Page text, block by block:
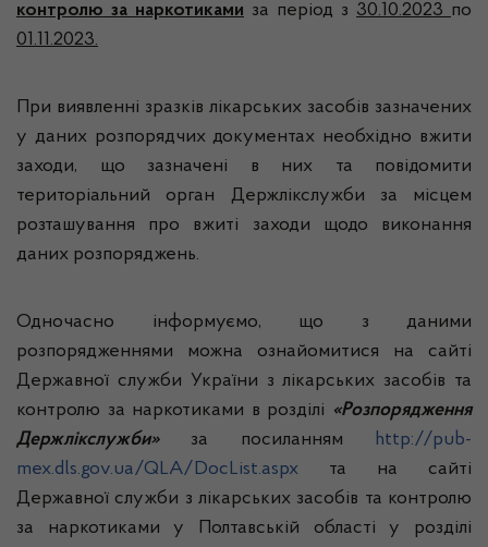
контролю за наркотиками за період з 30.10.2023 по
01.11.2023.
При виявленні зразків лікарських засобів зазначених
у даних розпорядчих документах необхідно вжити
заходи, що зазначені в них та повідомити
територіальний орган Держлікслужби за місцем
розташування про вжиті заходи щодо виконання
даних розпоряджень.
Одночасно інформуємо, що з даними
розпорядженнями можна ознайомитися на сайті
Державної служби України з лікарських засобів та
контролю за наркотиками в розділі «Розпорядження
Держлікслужби»за посиланням
http://pub-
mex.dls.gov.ua/QLA/DocList.aspx
та на сайті
Державної служби з лікарських засобів та контролю
за наркотиками у Полтавській області у розділі